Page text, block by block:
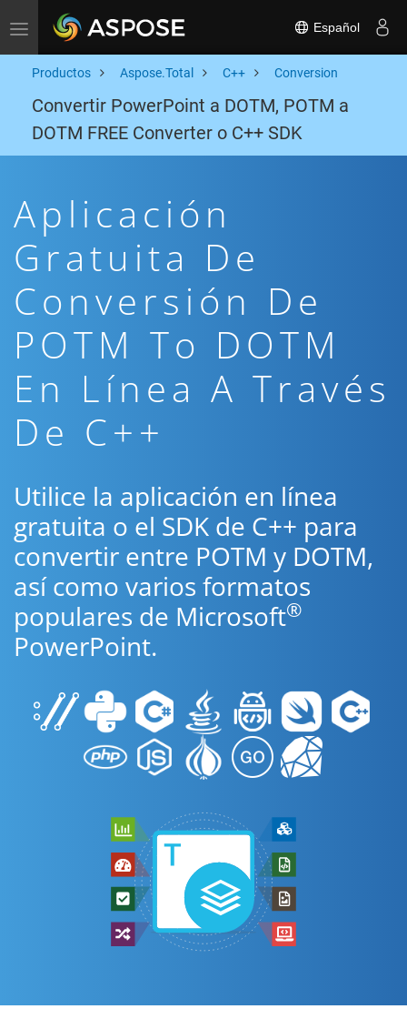
Toggle navigation Español
Productos Aspose.Total C++ Conversion
Convertir PowerPoint a DOTM, POTM a
DOTM FREE Converter o C++ SDK
Aplicación
Gratuita De
Conversión De
POTM To DOTM
En Línea A Través
De C++
Utilice la aplicación en línea
gratuita o el SDK de C++ para
convertir entre POTM y DOTM,
así como varios formatos
populares de Microsoft®
PowerPoint.